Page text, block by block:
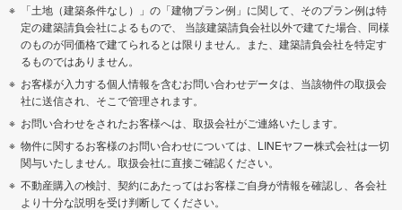
「土地（建築条件なし）」の「建物プラン例」に関して、そのプラン例は特
定の建築請負会社によるもので、 当該建築請負会社以外で建てた場合、同様
のものが同価格で建てられるとは限りません。また、建築請負会社を特定す
るものではありません。
お客様が入力する個人情報を含むお問い合わせデータは、当該物件の取扱会
社に送信され、そこで管理されます。
お問い合わせをされたお客様へは、取扱会社がご連絡いたします。
物件に関するお客様のお問い合わせについては、LINEヤフー株式会社は一切
関与いたしません。取扱会社に直接ご確認ください。
不動産購入の検討、契約にあたってはお客様ご自身が情報を確認し、各会社
より十分な説明を受け判断してください。